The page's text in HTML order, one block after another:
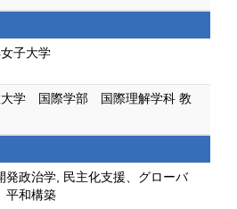
子大学
大学 国際学部 国際理解学科 教
発政治学, 民主化支援、グローバ
平和構築